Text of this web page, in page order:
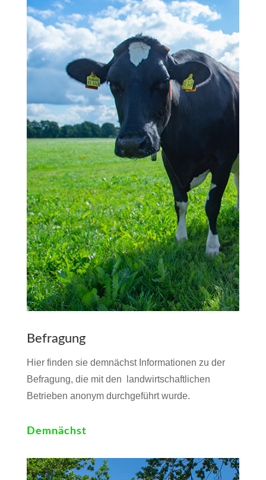
Befragung
Hier finden sie demnächst Informationen zu der
Befragung, die mit den landwirtschaftlichen
Betrieben anonym durchgeführt wurde.
Demnächst